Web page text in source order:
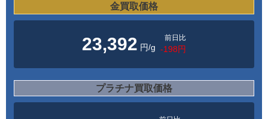
金買取価格
23,392 円/g
前日比
-198円
プラチナ買取価格